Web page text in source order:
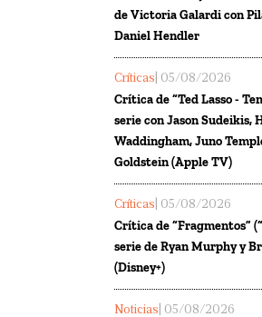
de Victoria Galardi con
Daniel Hendler
Críticas | 05/08/2026
Crítica de “Ted Lasso -
serie con Jason Sudeikis,
Waddingham, Juno
Goldstein (Apple TV)
Críticas | 05/08/2026
Crítica de “Fragmentos”
serie de Ryan Murphy y
(Disney+)
Noticias | 05/08/2026